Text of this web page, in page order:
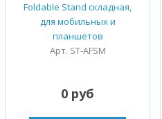
Foldable Stand складная,
для мобильных и
планшетов
Арт. ST-AFSM
0 руб